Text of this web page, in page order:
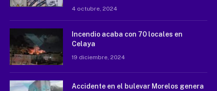
4 octubre, 2024
Incendio acaba con 70 locales en
Celaya
19 diciembre, 2024
Accidente en el bulevar Morelos genera